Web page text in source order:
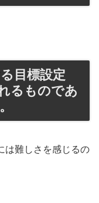
目標設定
るものであ
は難しさを感じるの